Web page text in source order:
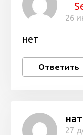
26
нет
Ответить
27